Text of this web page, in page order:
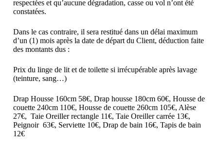
respectées et qu’aucune dégradation, casse ou vol n’ont été
constatées.
Dans le cas contraire, il sera restitué dans un délai maximum
d’un (1) mois après la date de départ du Client, déduction faite
des montants dus :
Prix du linge de lit et de toilette si irrécupérable après lavage
(teinture, sang…)
Drap Housse 160cm 58€, Drap housse 180cm 60€, Housse de
couette 240cm 110€, Housse de couette 260cm 105€, Alèse
27€, Taie Oreiller rectangle 11€, Taie Oreiller carrée 13€,
Peignoir 63€, Serviette 10€, Drap de bain 16€, Tapis de bain
12€